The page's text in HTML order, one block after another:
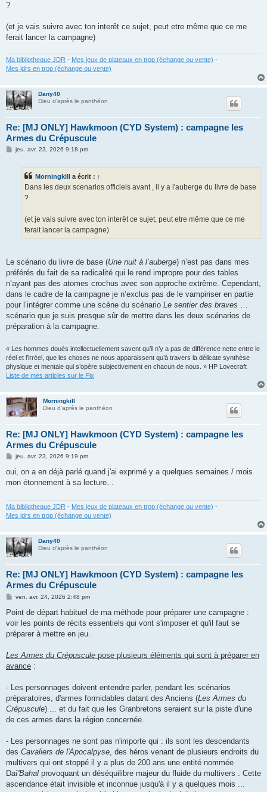
?
(et je vais suivre avec ton interêt ce sujet, peut etre même que ce me
ferait lancer la campagne)
Ma bibliotheque JDR - Mes jeux de plateaux en trop (échange ou vente) -
Mes jdrs en trop (échange ou vente)
Dany40
Dieu d'après le panthéon
Re: [MJ ONLY] Hawkmoon (CYD System) : campagne les
Armes du Crépuscule
Mjeu. avr. 23, 2026 9:18 pm
Morningkill a écrit : ↑
Dans les deux scenarios officiels avant , il y a l'auberge du livre de base
?
(et je vais suivre avec ton interêt ce sujet, peut etre même que ce me
ferait lancer la campagne)
Le scénario du livre de base (Une nuit à l’auberge) n’est pas dans mes
préférés du fait de sa radicalité qui le rend impropre pour des tables
n’ayant pas des atomes crochus avec son approche extrême. Cependant,
dans le cadre de la campagne je n’exclus pas de le vampiriser en partie
pour l’intégrer comme une scène du scénario Le sentier des braves …
scénario que je suis presque sûr de mettre dans les deux scénarios de
préparation à la campagne.
« Les hommes doués intellectuellement savent qu’il n’y a pas de différence nette entre le
réel et l’irréel, que les choses ne nous apparaissent qu’à travers la délicate synthèse
physique et mentale qui s’opère subjectivement en chacun de nous. » HP Lovecraft
Liste de mes articles sur le Fix
Morningkill
Dieu d'après le panthéon
Re: [MJ ONLY] Hawkmoon (CYD System) : campagne les
Armes du Crépuscule
M
s
a
jeu. avr. 23, 2026 9:19 pm
oui, on a en déjà parlé quand j'ai exprimé y a quelques semaines / mois
mon étonnement à sa lecture...
Ma bibliotheque JDR - Mes jeux de plateaux en trop (échange ou vente) -
Mes jdrs en trop (échange ou vente)
Dany40
Dieu d'après le panthéon
Re: [MJ ONLY] Hawkmoon (CYD System) : campagne les
Armes du Crépuscule
M
s
a
g
ven. avr. 24, 2026 2:48 pm
Point de départ habituel de ma méthode pour préparer une campagne :
voir les points de récits essentiels qui vont s'imposer et qu'il faut se
préparer à mettre en jeu.
Les Armes du Crépuscule pose plusieurs éléments qui sont à préparer en
avance :
- Les personnages doivent entendre parler, pendant les scénarios
préparatoires, d'armes formidables datant des Anciens (Les Armes du
Crépuscule) ... et du fait que les Granbretons seraient sur la piste d'une
de ces armes dans la région concernée.
- Les personnages ne sont pas n'importe qui : ils sont les descendants
des Cavaliers de l'Apocalpyse , des héros venant de plusieurs endroits du
multivers qui ont stoppé il y a plus de 200 ans une entité nommée
Daï'Bahal provoquant un déséquilibre majeur du fluide du multivers . Cette
ascendance était invisible et inconnue jusqu'à il y a quelques mois ...